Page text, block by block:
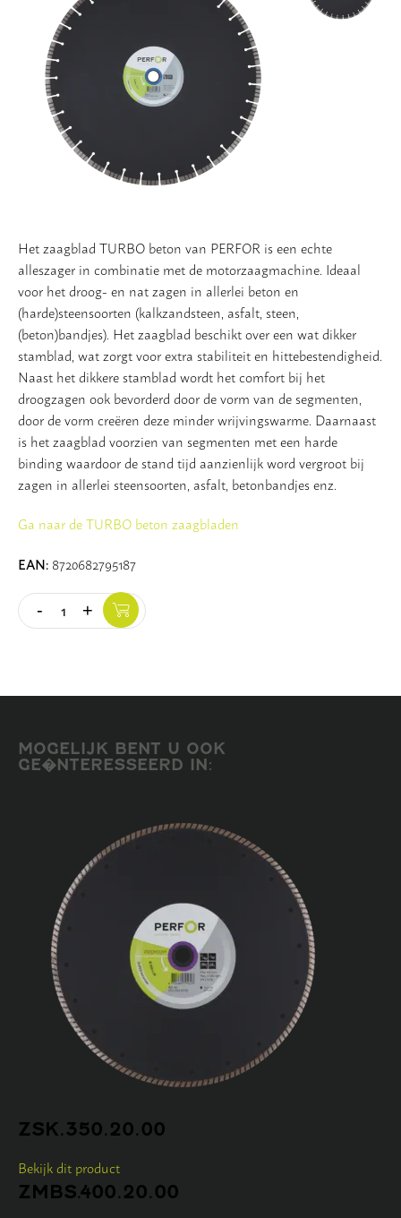
Het zaagblad TURBO beton van PERFOR is een echte
alleszager in combinatie met de motorzaagmachine. Ideaal
voor het droog- en nat zagen in allerlei beton en
(harde)steensoorten (kalkzandsteen, asfalt, steen,
(beton)bandjes). Het zaagblad beschikt over een wat dikker
stamblad, wat zorgt voor extra stabiliteit en hittebestendigheid.
Naast het dikkere stamblad wordt het comfort bij het
droogzagen ook bevorderd door de vorm van de segmenten,
door de vorm creëren deze minder wrijvingswarme. Daarnaast
is het zaagblad voorzien van segmenten met een harde
binding waardoor de stand tijd aanzienlijk word vergroot bij
zagen in allerlei steensoorten, asfalt, betonbandjes enz.
Ga naar de TURBO beton zaagbladen
EAN: 8720682795187
Quantity
- +
MOGELIJK BENT U OOK
GE�NTERESSEERD IN:
ZSK.350.20.00
Bekijk dit product
ZMBS.400.20.00
Slijpschijven